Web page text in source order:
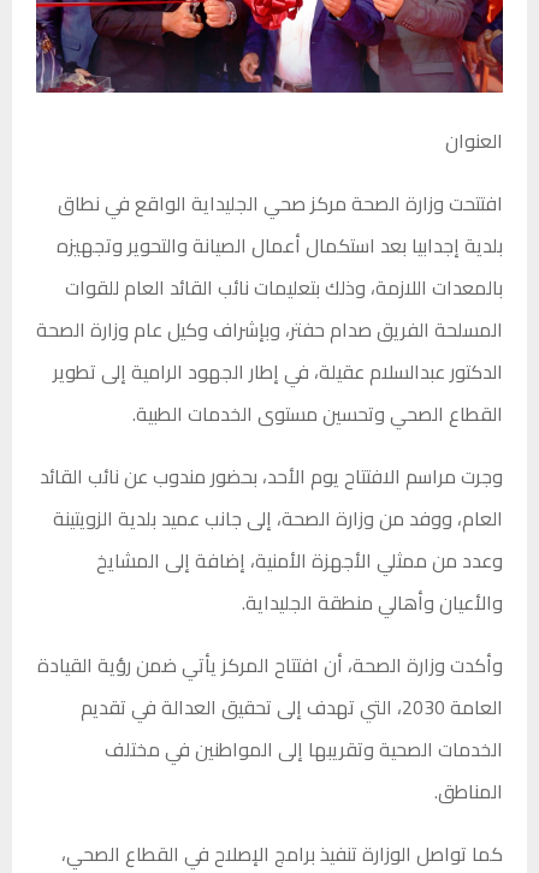
العنوان
افتتحت وزارة الصحة مركز صحي الجليداية الواقع في نطاق
بلدية إجدابيا بعد استكمال أعمال الصيانة والتحوير وتجهيزه
بالمعدات اللازمة، وذلك بتعليمات نائب القائد العام للقوات
المسلحة الفريق صدام حفتر، وبإشراف وكيل عام وزارة الصحة
الدكتور عبدالسلام عقيلة، في إطار الجهود الرامية إلى تطوير
القطاع الصحي وتحسين مستوى الخدمات الطبية.
وجرت مراسم الافتتاح يوم الأحد، بحضور مندوب عن نائب القائد
العام، ووفد من وزارة الصحة، إلى جانب عميد بلدية الزويتينة
وعدد من ممثلي الأجهزة الأمنية، إضافة إلى المشايخ
والأعيان وأهالي منطقة الجليداية.
وأكدت وزارة الصحة، أن افتتاح المركز يأتي ضمن رؤية القيادة
العامة 2030، التي تهدف إلى تحقيق العدالة في تقديم
الخدمات الصحية وتقريبها إلى المواطنين في مختلف
المناطق.
كما تواصل الوزارة تنفيذ برامج الإصلاح في القطاع الصحي،